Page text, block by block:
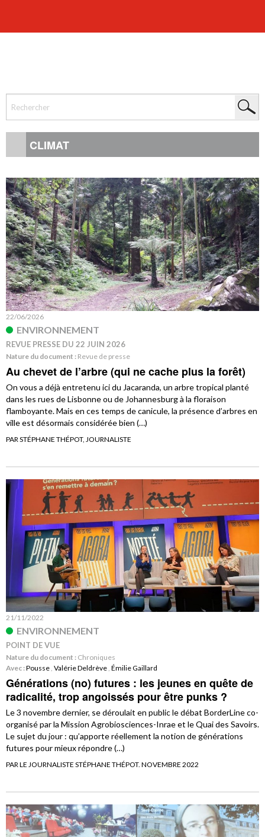
CLIMAT
22/06/2026
ENVIRONNEMENT
REVUE PRESSE DU 22 JUIN 2026
Nature du document : Revue de presse
Au chevet de l’arbre (qui ne cache plus la forêt)
On vous a déjà entretenu ici du Jacaranda, un arbre tropical planté
dans les rues de Lisbonne ou de Johannesburg à la floraison
flamboyante. Mais en ces temps de canicule, la présence d’arbres en
ville est désormais considérée bien (…)
PAR STÉPHANE THÉPOT, JOURNALISTE
21/11/2022
ENVIRONNEMENT
POINT DE VUE
Nature du document : Chroniques
Avec :Pousse , Valérie Deldrève , Émilie Gaillard
Générations (no) futures : les jeunes en quête de
radicalité, trop angoissés pour être punks ?
Le 3 novembre dernier, se déroulait en public le débat BorderLine co-
organisé par la Mission Agrobiosciences-Inrae et le Quai des Savoirs.
Le sujet du jour : qu’apporte réellement la notion de générations
futures pour mieux répondre (…)
PAR LE JOURNALISTE STÉPHANE THÉPOT. NOVEMBRE 2022